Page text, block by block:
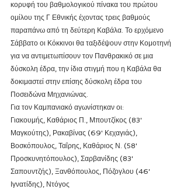
κορυφή του βαθμολογικού πίνακα του πρώτου
ομίλου της Γ Εθνικής έχοντας τρεις βαθμούς
παραπάνω από τη δεύτερη Καβάλα. Το ερχόμενο
Σάββατο οι Κόκκινοι θα ταξιδέψουν στην Κομοτηνή
για να αντιμετωπίσουν τον Πανθρακικό σε μια
δύσκολη έδρα, την ίδια στιγμή που η Καβάλα θα
δοκιμαστεί στην επίσης δύσκολη έδρα του
Ποσειδώνα Μηχανιώνας.
Για τον Καμπανιακό αγωνίστηκαν οι:
Γιακουμής, Καθάριος Π., Μπουτζίκος (83'
Μαγκούτης), Ρακαβίνας (69' Κεχαγιάς),
Βοσκόπουλος, Ταΐρης, Καθάριος Ν. (58'
Προσκυνητόπουλος), Σαρβανίδης (83'
Σαπουντζής), Ξανθόπουλος, Πόζογλου (46'
Ιγνατίδης), Ντόγος